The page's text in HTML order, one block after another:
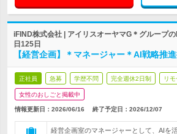
iFIND株式会社 | アイリスオーヤマG＊グループ
日125日
【経営企画】＊マネージャー＊AI戦略推
正社員 急募 学歴不問 完全週休2日制 リ
女性のおしごと掲載中
情報更新日：2026/06/16 終了予定日： 2026/12/07
経営企画室のマネージャーとして、AIを